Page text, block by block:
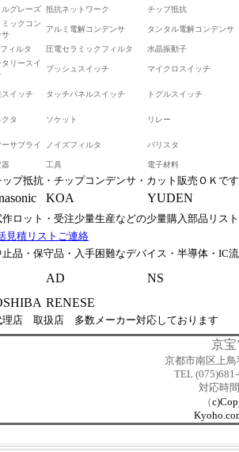
ルグレーズ 抵抗ネットワーク
チップ抵抗
ミックコン
サ
アルミ電解コンデンサ タンタル電解コンデンサ
ィルタ 圧電セラミックフィルタ
水晶振動子
タリースイ
プッシュスイッチ マイクロスイッチ
イッチ タッチパネルスイッチ トグルスイッチ
タ ソケット リレー
ーサプライ ノイズフィルタ バリスタ
工具 電子材料
ップ抵抗・チップコンデンサ・カット販売ＯＫです
KOA YUDEN
作ロット・受注少量生産などの少量購入部品リス
見積リストご連絡
止品・保守品・入手困難なデバイス・半導体・IC
AD
NS
RENESE
理店 取扱店 多数メーカー対応しております
京
京都市南区上
TEL
対応時
（